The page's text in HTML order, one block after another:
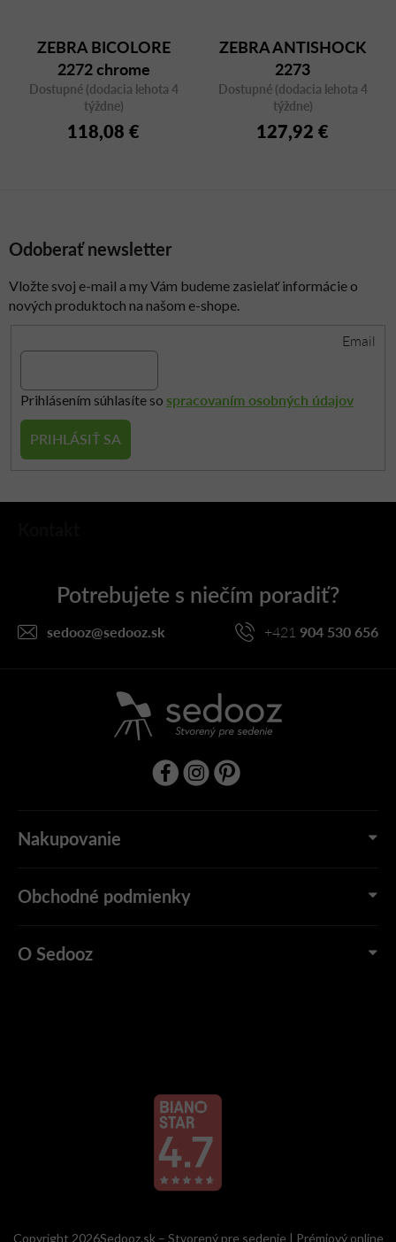
ZEBRA BICOLORE
2272 chrome
Dostupné (dodacia lehota 4
týždne)
118,08 €
ZEBRA ANTISHOCK
2273
Dostupné (dodacia lehota 4
týždne)
127,92 €
Odoberať newsletter
Vložte svoj e-mail a my Vám budeme zasielať informácie o
nových produktoch na našom e-shope.
Email
Prihlásením súhlasíte so spracovaním osobných údajov
PRIHLÁSIŤ SA
Z
sedooz@sedooz.sk +421 904 530 656
Nakupovanie
Obchodné podmienky
O Sedooz
Copyright 2026Sedooz.sk – Stvorený pre sedenie | Prémiový online